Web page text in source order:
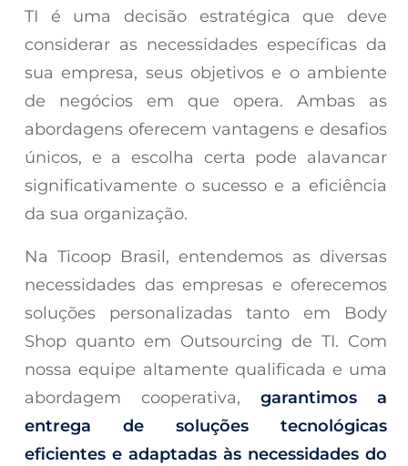
TI é uma decisão estratégica que deve
considerar as necessidades específicas da
sua empresa, seus objetivos e o ambiente
de negócios em que opera. Ambas as
abordagens oferecem vantagens e desafios
únicos, e a escolha certa pode alavancar
significativamente o sucesso e a eficiência
da sua organização.
Na Ticoop Brasil, entendemos as diversas
necessidades das empresas e oferecemos
soluções personalizadas tanto em Body
Shop quanto em Outsourcing de TI. Com
nossa equipe altamente qualificada e uma
abordagem cooperativa,garantimos a
entrega de soluções tecnológicas
eficientes e adaptadas às necessidades do